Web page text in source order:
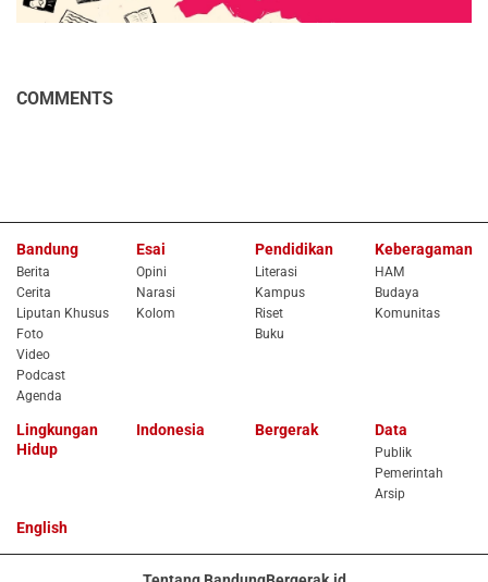
COMMENTS
Bandung
Berita
Cerita
Liputan Khusus
Foto
Video
Podcast
Agenda
Esai
Opini
Narasi
Kolom
Pendidikan
Literasi
Kampus
Riset
Buku
Keberagaman
HAM
Budaya
Komunitas
Lingkungan
Hidup
Indonesia Bergerak Data
Publik
Pemerintah
Arsip
English